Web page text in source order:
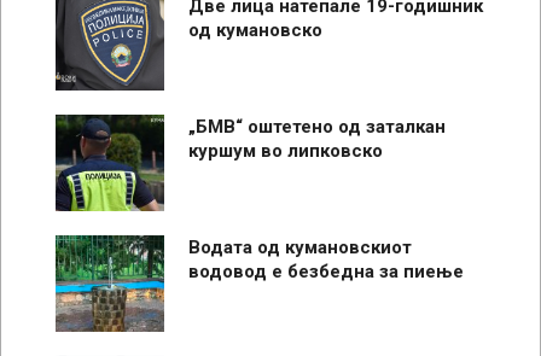
Две лица натепале 19-годишник
од кумановско
„БМВ“ оштетено од заталкан
куршум во липковско
Водата од кумановскиот
водовод е безбедна за пиење